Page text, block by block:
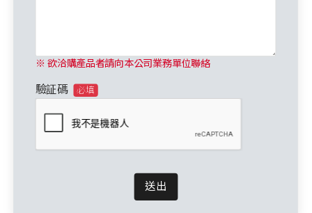
※ 欲洽購產品者請向本公司業務單位聯絡
驗証碼 必填
送出